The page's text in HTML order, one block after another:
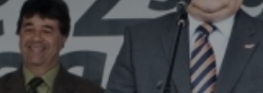
MOB
Kettőskarrier-program